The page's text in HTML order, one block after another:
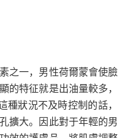
之一，男性荷爾蒙會使臉
的特征就是出油量較多，
狀況不及時控制的話，
擴大。因此對于年輕的男